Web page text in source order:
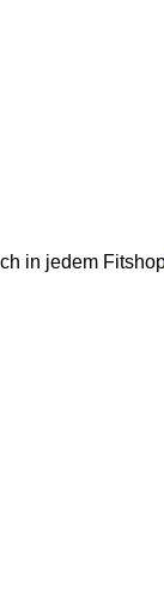
in jedem